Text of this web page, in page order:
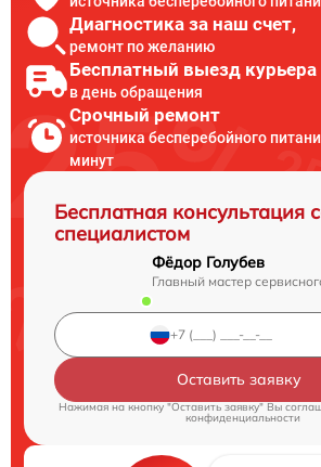
Диагностика за наш счет,
ремонт по желанию
Бесплатный выезд курьера
в день обращения
Срочный ремонт
источника бесперебойного
минут
Бесплатная консультация
специалистом
Фёдор Голубев
Главный мастер
Оставить заявку
Нажимая на кнопку "Оставить заявку" Вы
конфиденциальности